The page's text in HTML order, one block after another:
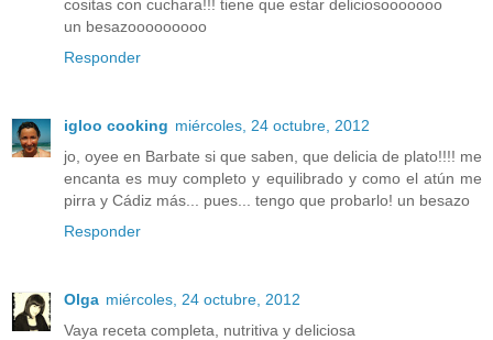
cositas con cuchara!!! tiene que estar deliciosooooooo
un besazooooooooo
Responder
igloo cooking miércoles, 24 octubre, 2012
jo, oyee en Barbate si que saben, que delicia de plato!!!! me
encanta es muy completo y equilibrado y como el atún me
pirra y Cádiz más... pues... tengo que probarlo! un besazo
Responder
Olga miércoles, 24 octubre, 2012
Vaya receta completa, nutritiva y deliciosa